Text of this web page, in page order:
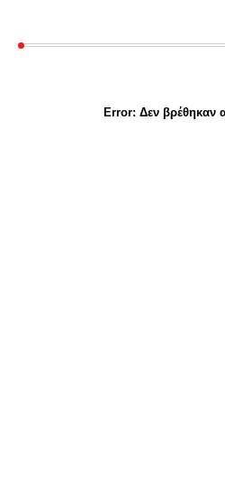
Error: Δεν βρέθηκαν